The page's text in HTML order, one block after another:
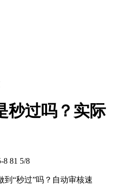
秒过吗？实际
8 81 5/8
“秒过”吗？自动审核速